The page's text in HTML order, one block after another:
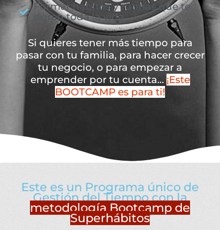
Formar hábitos y rutinas que te
duren toda la vida.
Si quieres tener más tiempo para
pasar con tu familia, para hacer crecer
tu negocio, o para empezar a
emprender por tu cuenta… ¡Este
BOOTCAMP es para ti!
Este es un Programa único de
Gestión del Tiempo con la
metodología Bootcamp de
Superhábitos